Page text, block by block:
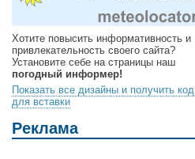
Хотите повысить информативность и
привлекательность своего сайта?
Установите себе на страницы наш
погодный информер!
Показать все дизайны и получить код
для вставки
Реклама